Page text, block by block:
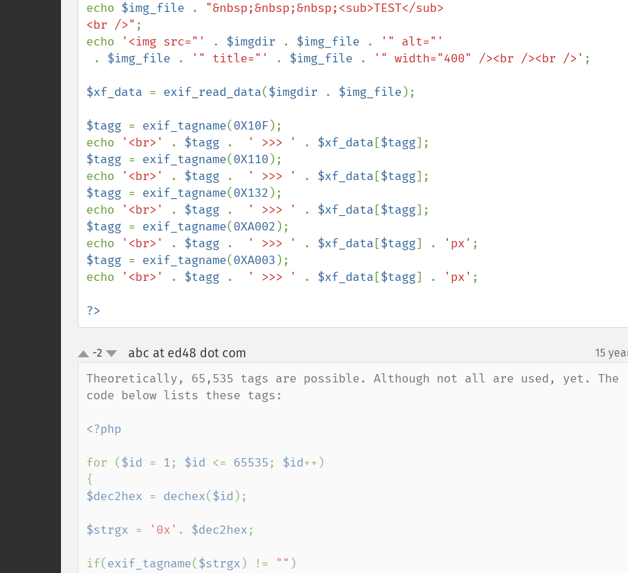
echo $img_file . "&nbsp;&nbsp;&nbsp;<sub>TEST</sub>
<br />" ;
echo
'<img src="' . $imgdir . $img_file .
'" alt="'
. $img_file . '" title="' . $img_file . '" width="400" /><br /><br />' ;
$xf_data = exif_read_data($imgdir . $img_file );
$tagg = exif_tagname(0X10F);
echo
'<br>' . $tagg . ' >>> ' . $xf_data [$tagg
$tagg = exif_tagname(0X110 );
echo
'<br>' . $tagg . ' >>> ' . $xf_data [$tagg
$tagg = exif_tagname(0X132 );
echo
'<br>' . $tagg . ' >>> ' . $xf_data [$tagg
$tagg = exif_tagname(0XA002 );
echo
'<br>' . $tagg . ' >>> ' . $xf_data [$tagg] . 'px'
$tagg = exif_tagname(0XA003 );
echo
'<br>' . $tagg . ' >>> ' . $xf_data [$tagg] . 'px' ;
?>
up
down
-2 abc at ed48 dot com 15
Theoretically, 65,535 tags are possible. Although not all are used, yet. The
code below lists these tags:
<?php
for ($id = 1; $id <= 65535; $id++)
$dec2hex = dechex($id );
$strgx = '0x' . $dec2hex;
if(exif_tagname($strgx ) != "" )